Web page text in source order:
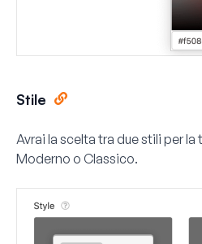
Stile
Avrai la scelta tra due stili per
Moderno o Classico.